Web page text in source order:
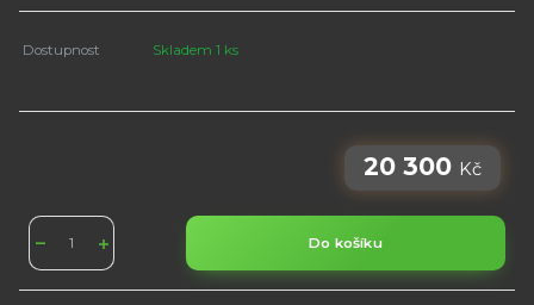
Dostupnost Skladem 1 ks
20 300 Kč
Do košíku